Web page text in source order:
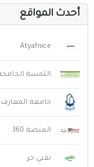
المواقع
Atyafnice
اللمسة الجامحة
جامعة المعارف
المنصة 360
تقني حر